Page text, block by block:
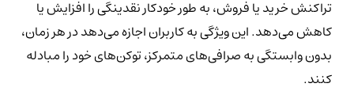
تراکنش خرید یا فروش، به طور خودکار نقدینگی را افزایش یا
کاهش می‌دهد. این ویژگی به کاربران اجازه می‌دهد در هر زمان،
بدون وابستگی به صرافی‌های متمرکز، توکن‌های خود را مبادله
کنند.